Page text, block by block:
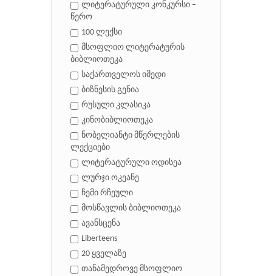
ლიტერატურული კონკურსი –
წერო
100 ლექსი
მსოფლიო ლიტერატურის
ბიბლიოთეკა
საქართველოს იმედი
ბიზნესის გენია
რუსული კლასიკა
კინობიბლიოთეკა
ნობელიანტი მწერლების
ლექციები
ლიტერატურული ოდისეა
ლურჯი ოკეანე
ჩემი რჩეული
მოსწავლის ბიბლიოთეკა
ავანსცენა
Liberteens
20 ყველაზე
თანამედროვე მსოფლიო